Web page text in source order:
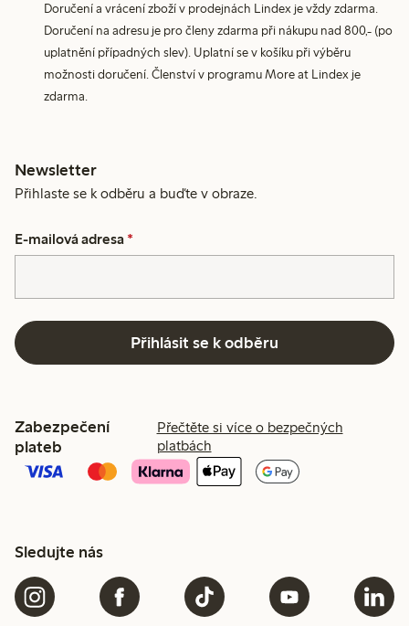
Doručení a vrácení zboží v prodejnách Lindex je vždy zdarma.
Doručení na adresu je pro členy zdarma při nákupu nad 800,- (po
uplatnění případných slev). Uplatní se v košíku při výběru
možnosti doručení. Členství v programu More at Lindex je
zdarma.
Newsletter
Přihlaste se k odběru a buďte v obraze.
E-mailová adresa *
Přihlásit se k odběru
Zabezpečení
plateb
Přečtěte si více o bezpečných
platbách
Sledujte nás